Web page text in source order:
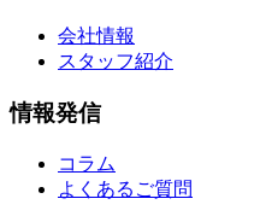
会社情報
スタッフ紹介
情報発信
コラム
よくあるご質問